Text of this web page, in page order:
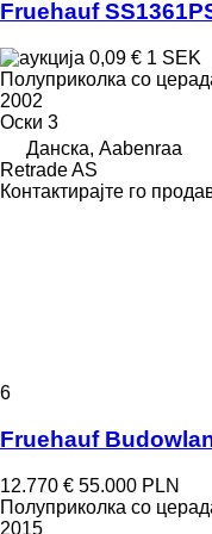
Fruehauf
0,09 € 1 SEK
Полуприколка со
2002
Оски 3
Данска, Aabenraa
Retrade AS
Контактирајте го
6
Fruehauf
12.770 € 55.000 PLN
Полуприколка со
2015